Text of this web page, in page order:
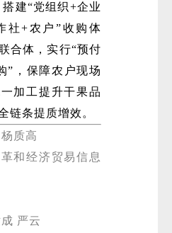
建“党组织+企业
社+农户”收购体
合体，实行“预付
”，保障农户现场
加工提升干果品
链条提质增效。
质高
和经济贸易信息
严云